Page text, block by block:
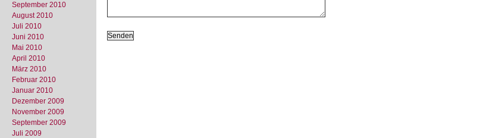
September 2010
August 2010
Juli 2010
Juni 2010
Mai 2010
April 2010
März 2010
Februar 2010
Januar 2010
Dezember 2009
November 2009
September 2009
Juli 2009